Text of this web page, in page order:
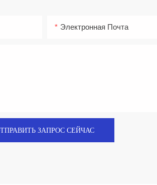
Электронная Почта
ЗАПРОС СЕЙЧАС